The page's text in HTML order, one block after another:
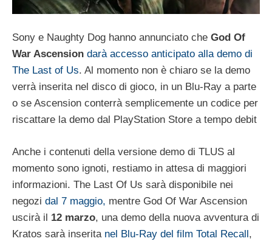
Sony e Naughty Dog hanno annunciato che God Of
War Ascension darà accesso anticipato alla demo di
The Last of Us. Al momento non è chiaro se la demo
verrà inserita nel disco di gioco, in un Blu-Ray a parte
o se Ascension conterrà semplicemente un codice per
riscattare la demo dal PlayStation Store a tempo debit
Anche i contenuti della versione demo di TLUS al
momento sono ignoti, restiamo in attesa di maggiori
informazioni. The Last Of Us sarà disponibile nei
negozi dal 7 maggio, mentre God Of War Ascension
uscirà il 12 marzo, una demo della nuova avventura di
Kratos sarà inserita nel Blu-Ray del film Total Recall,